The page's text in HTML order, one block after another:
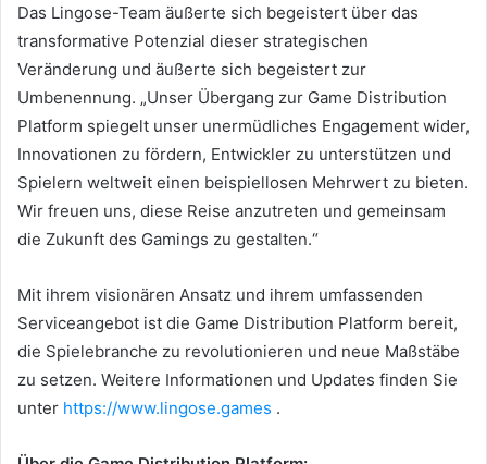
Das Lingose-Team äußerte sich begeistert über das
transformative Potenzial dieser strategischen
Veränderung und äußerte sich begeistert zur
Umbenennung. „Unser Übergang zur Game Distribution
Platform spiegelt unser unermüdliches Engagement wider,
Innovationen zu fördern, Entwickler zu unterstützen und
Spielern weltweit einen beispiellosen Mehrwert zu bieten.
Wir freuen uns, diese Reise anzutreten und gemeinsam
die Zukunft des Gamings zu gestalten.“
Mit ihrem visionären Ansatz und ihrem umfassenden
Serviceangebot ist die Game Distribution Platform bereit,
die Spielebranche zu revolutionieren und neue Maßstäbe
zu setzen. Weitere Informationen und Updates finden Sie
unter https://www.lingose.games .